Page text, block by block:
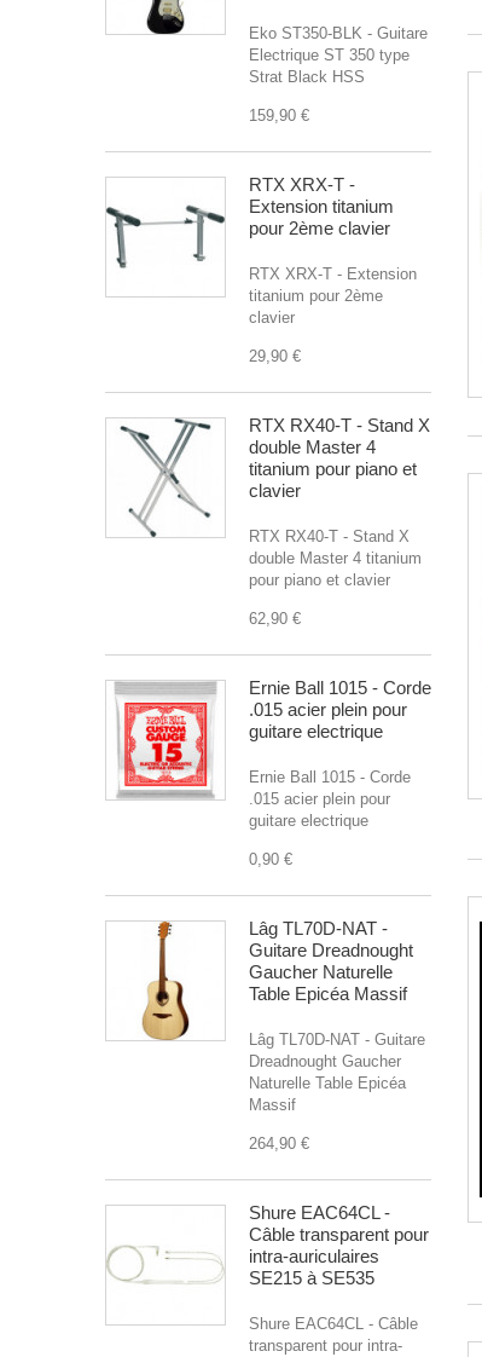
Eko ST350-BLK - Guitare
Electrique ST 350 type
Strat Black HSS
159,90 €
RTX XRX-T -
Extension titanium
pour 2ème clavier
RTX XRX-T - Extension
titanium pour 2ème
clavier
29,90 €
RTX RX40-T - Stand X
double Master 4
titanium pour piano et
clavier
RTX RX40-T - Stand X
double Master 4 titanium
pour piano et clavier
62,90 €
Ernie Ball 1015 - Corde
.015 acier plein pour
guitare electrique
Ernie Ball 1015 - Corde
.015 acier plein pour
guitare electrique
0,90 €
Lâg TL70D-NAT -
Guitare Dreadnought
Gaucher Naturelle
Table Epicéa Massif
Lâg TL70D-NAT - Guitare
Dreadnought Gaucher
Naturelle Table Epicéa
Massif
264,90 €
Shure EAC64CL -
Câble transparent pour
intra-auriculaires
SE215 à SE535
Shure EAC64CL - Câble
transparent pour intra-